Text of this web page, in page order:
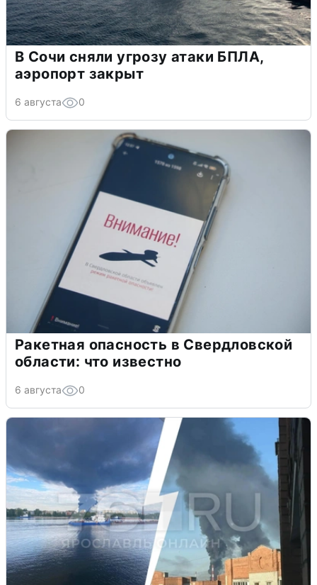
В Сочи сняли угрозу атаки БПЛА,
аэропорт закрыт
6 августа 0
Ракетная опасность в Свердловской
области: что известно
6 августа 0